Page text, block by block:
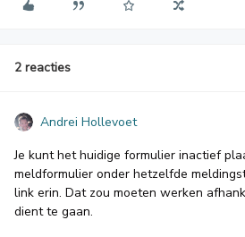
2 reacties
Andrei Hollevoet
Je kunt het huidige formulier inactief
meldformulier onder hetzelfde
link erin. Dat zou moeten werken
dient te gaan.